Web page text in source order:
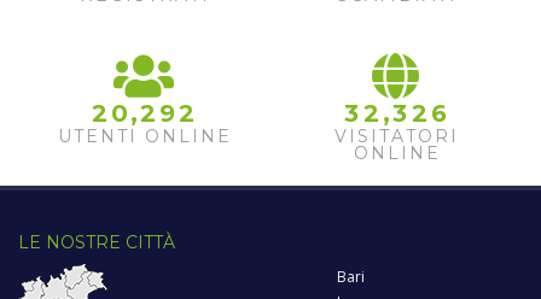
2 0,2 92
UTENTI ONLINE
32 ,32 6
VISITATORI
ONLINE
LE NOSTRE CITTÀ
Bari